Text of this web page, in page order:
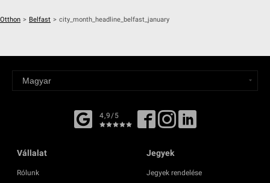
Otthon > Belfast > city_month_headline_belfast_january
4,9/5
Vállalat
Rólunk
Jegyek
Jegyek rendelése